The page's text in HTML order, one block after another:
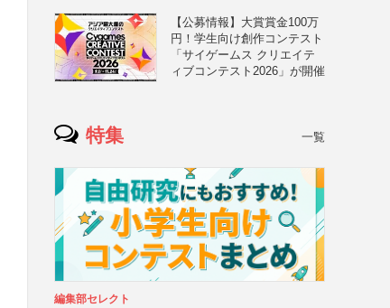
【公募情報】大賞賞金100万
円！学生向け創作コンテスト
「サイゲームス クリエイテ
ィブコンテスト2026」が開催
特集 一覧
編集部セレクト